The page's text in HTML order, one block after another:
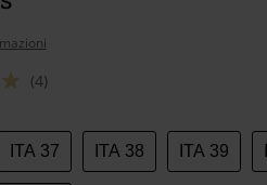
(4)
ITA 37 ITA 38 ITA 39